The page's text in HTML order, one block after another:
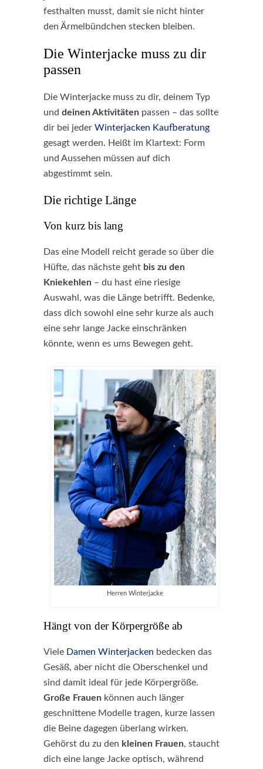
festhalten musst, damit sie nicht hinter
den Ärmelbündchen stecken bleiben.
Die Winterjacke muss zu dir
passen
Die Winterjacke muss zu dir, deinem Typ
und deinen Aktivitäten passen – das sollte
dir bei jeder Winterjacken Kaufberatung
gesagt werden. Heißt im Klartext: Form
und Aussehen müssen auf dich
abgestimmt sein.
Die richtige Länge
Von kurz bis lang
Das eine Modell reicht gerade so über die
Hüfte, das nächste geht bis zu den
Kniekehlen – du hast eine riesige
Auswahl, was die Länge betrifft. Bedenke,
dass dich sowohl eine sehr kurze als auch
eine sehr lange Jacke einschränken
könnte, wenn es ums Bewegen geht.
Herren Winterjacke
Hängt von der Körpergröße ab
Viele Damen Winterjacken bedecken das
Gesäß, aber nicht die Oberschenkel und
sind damit ideal für jede Körpergröße.
Große Frauen können auch länger
geschnittene Modelle tragen, kurze lassen
die Beine dagegen überlang wirken.
Gehörst du zu den kleinen Frauen, staucht
dich eine lange Jacke optisch, während